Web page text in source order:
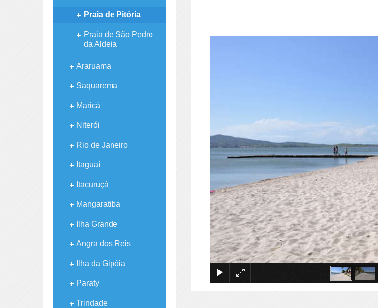
Praia de Pitória
Praia de São Pedro
da Aldeia
Araruama
Saquarema
Maricá
Niterói
Rio de Janeiro
Itaguaí
Itacuruçá
Mangaratiba
Ilha Grande
Angra dos Reis
Ilha da Gipóia
Paraty
Trindade